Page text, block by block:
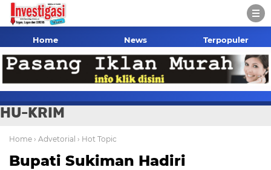
Home News Terpopuler
HU-KRIM
Home › Advetorial › Hot Topic
Bupati Sukiman Hadiri